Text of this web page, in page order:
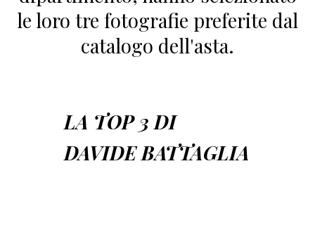
le loro tre fotografie preferite dal
catalogo dell'asta.
LA TOP 3 DI
DAVIDE BATTAGLIA